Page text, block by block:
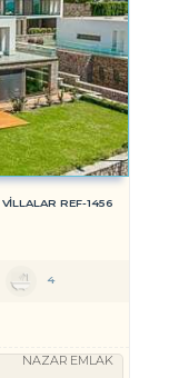
REF-1456
4
NAZAR EMLAK